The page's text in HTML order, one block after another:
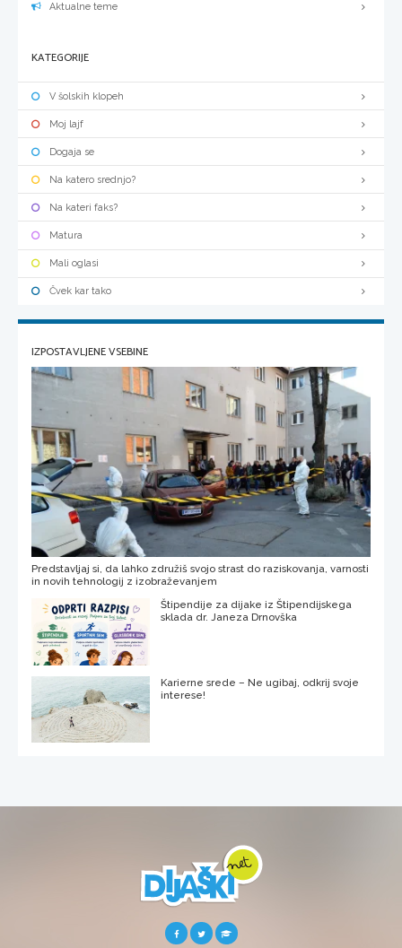
Aktualne teme
KATEGORIJE
V šolskih klopeh
Moj lajf
Dogaja se
Na katero srednjo?
Na kateri faks?
Matura
Mali oglasi
Čvek kar tako
IZPOSTAVLJENE VSEBINE
Predstavljaj si, da lahko združiš svojo strast do raziskovanja, varnosti
in novih tehnologij z izobraževanjem
Štipendije za dijake iz Štipendijskega
sklada dr. Janeza Drnovška
Karierne srede – Ne ugibaj, odkrij svoje
interese!